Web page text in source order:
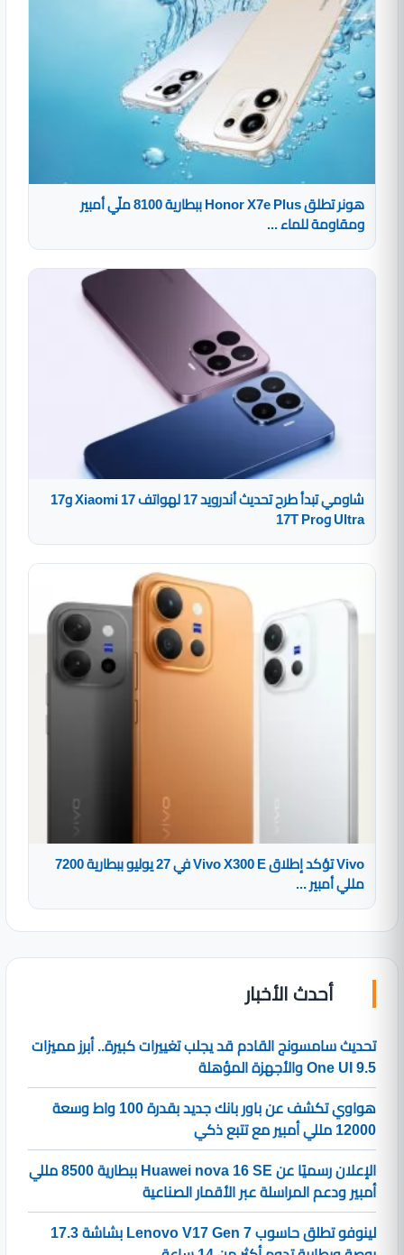
هونر تطلق Honor X7e Plus ببطارية 8100 ملّي أمبير
ومقاومة للماء ...
شاومي تبدأ طرح تحديث أندرويد 17 لهواتف Xiaomi 17 و17
Ultra و17T Pro
Vivo تؤكد إطلاق Vivo X300 E في 27 يوليو ببطارية 7200
مللي أمبير ...
أحدث الأخبار
تحديث سامسونج القادم قد يجلب تغييرات كبيرة.. أبرز مميزات
One UI 9.5 والأجهزة المؤهلة
هواوي تكشف عن باور بانك جديد بقدرة 100 واط وسعة
12000 مللي أمبير مع تتبع ذكي
الإعلان رسميًا عن Huawei nova 16 SE ببطارية 8500 مللي
أمبير ودعم المراسلة عبر الأقمار الصناعية
لينوفو تطلق حاسوب Lenovo V17 Gen 7 بشاشة 17.3